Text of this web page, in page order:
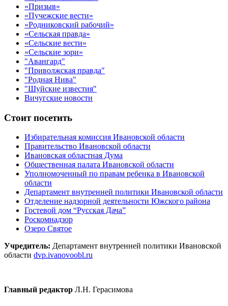
«Призыв»
«Пучежские вести»
«Родниковский рабочий»
«Сельская правда»
«Сельские вести»
«Сельские зори»
"Авангард"
"Приволжская правда"
"Родная Нива"
"Шуйские известия"
Вичугские новости
Стоит посетить
Избирательная комиссия Ивановской области
Правительство Ивановской области
Ивановская областная Дума
Общественная палата Ивановской области
Уполномоченный по правам ребенка в Ивановской
области
Департамент внутренней политики Ивановской области
Отделение надзорной деятельности Южского района
Гостевой дом “Русская Дача”
Роскомнадзор
Озеро Святое
Учредитель: Департамент внутренней политики Ивановской
области dvp.ivanovoobl.ru
Главный редактор Л.Н. Герасимова